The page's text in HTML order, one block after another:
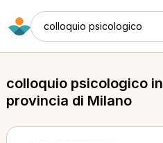
colloquio psicologico
colloquio psicologico in
provincia di Milano